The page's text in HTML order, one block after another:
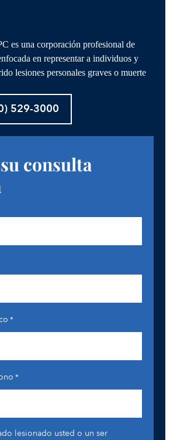
es una corporación profesional de
en representar a individuos y
lesiones personales graves o muerte
529-3000
consulta
*
*
lesionado usted o un ser